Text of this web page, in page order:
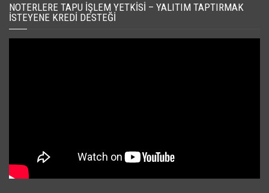
NOTERLERE TAPU İŞLEM YETKISI – YALITIM TAPTIRMAK
İSTEYENE KREDI DESTEĞI